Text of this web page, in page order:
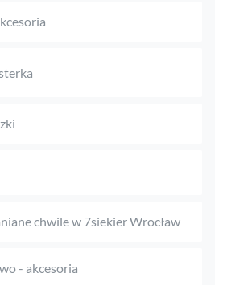
chwile w 7siekier Wrocław
- akcesoria